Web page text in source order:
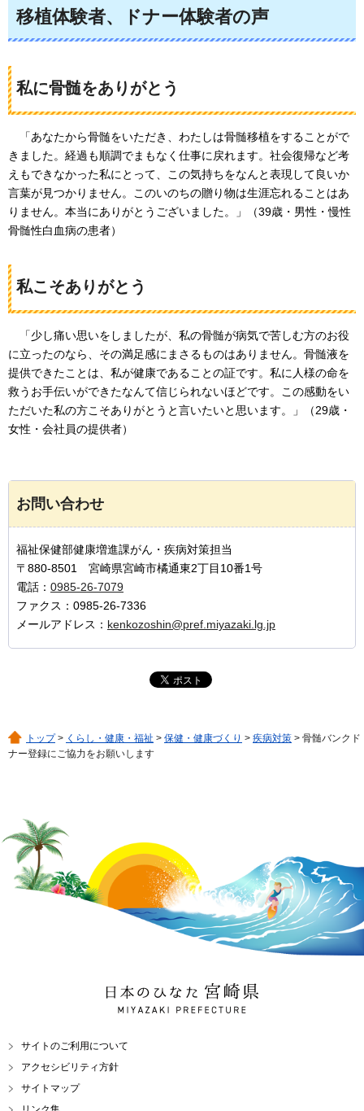
移植体験者、ドナー体験者の声
私に骨髄をありがとう
「あなたから骨髄をいただき、わたしは骨髄移植をすることがで
きました。経過も順調でまもなく仕事に戻れます。社会復帰など考
えもできなかった私にとって、この気持ちをなんと表現して良いか
言葉が見つかりません。このいのちの贈り物は生涯忘れることはあ
りません。本当にありがとうございました。」（39歳・男性・慢性
骨髄性白血病の患者）
私こそありがとう
「少し痛い思いをしましたが、私の骨髄が病気で苦しむ方のお役
に立ったのなら、その満足感にまさるものはありません。骨髄液を
提供できたことは、私が健康であることの証です。私に人様の命を
救うお手伝いができたなんて信じられないほどです。この感動をい
ただいた私の方こそありがとうと言いたいと思います。」（29歳・
女性・会社員の提供者）
お問い合わせ
福祉保健部健康増進課がん・疾病対策担当
〒880-8501 宮崎県宮崎市橘通東2丁目10番1号
電話： 0985-26-7079
ファクス：0985-26-7336
メールアドレス： kenkozoshin@pref.miyazaki.lg.jp
トップ> くらし・健康・福祉 > 保健・健康づくり > 疾病対策 > 骨髄バンクド
ナー登録にご協力をお願いします
日本のひなた 宮崎県
MIYAZAKI PREFECTURE
サイトのご利用について
アクセシビリティ方針
サイトマップ